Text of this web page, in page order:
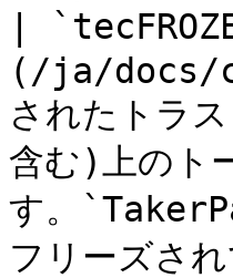
|
(/ja/docs/
されたトラ
含む)上のト
す。
フリーズさ